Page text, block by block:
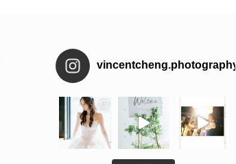
vincentcheng.photography